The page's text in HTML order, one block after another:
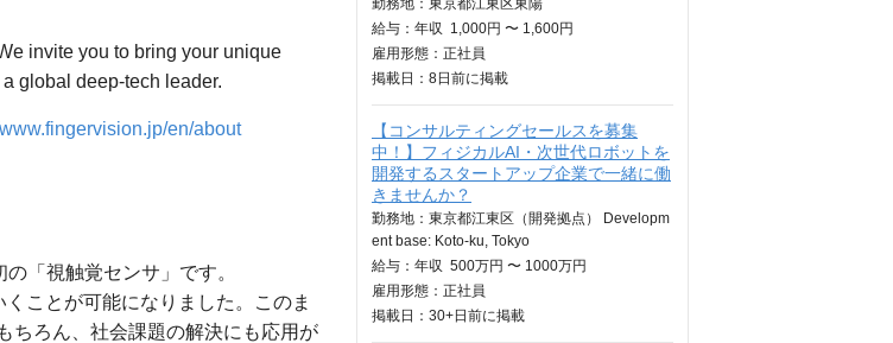
invite you to bring your unique
global deep-tech leader.
en/about
「視触覚センサ」です。
ことが可能になりました。このま
ちろん、社会課題の解決にも応用が
勤務地：東京都江東区東陽
給与： 年収 1,000円 〜 1,600円
雇用形態：正社員
掲載日： 8日 前に掲載
【コンサルティングセールスを募集
中！】フィジカルAI・次世代ロボットを
開発するスタートアップ企業で一緒に働
きませんか？
勤務地：東京都江東区（開発拠点） Developm
ent base: Koto-ku, Tokyo
給与： 年収 500万円 〜 1000万円
雇用形態：正社員
掲載日： 30+日 前に掲載